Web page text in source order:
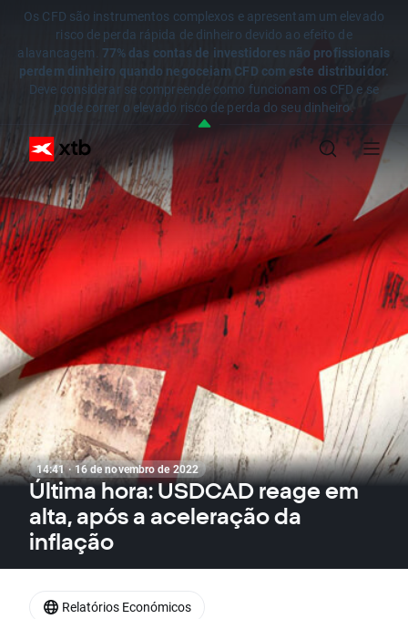
Os CFD são instrumentos complexos e apresentam um elevado
risco de perda rápida de dinheiro devido ao efeito de
alavancagem. 77% das contas de investidores não profissionais
perdem dinheiro quando negoceiam CFD com este distribuidor.
Deve considerar se compreende como funcionam os CFD e se
pode correr o elevado risco de perda do seu dinheiro.
14:41 · 16 de novembro de 2022
Última hora: USDCAD reage em
alta, após a aceleração da
inflação
Relatórios Económicos